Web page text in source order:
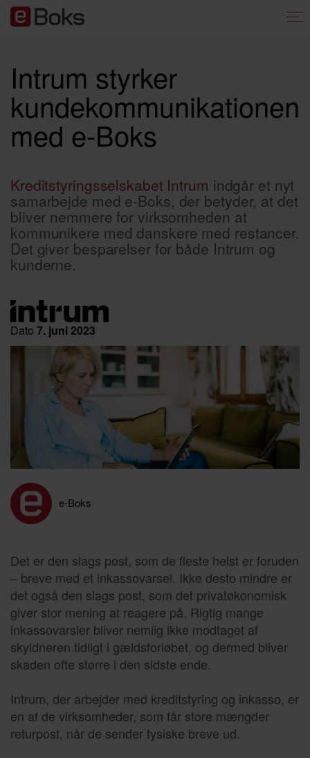
Intrum styrker
kundekommunikationen
med e⁪-Boks
Kreditstyringsselskabet Intrum indgår et nyt
samarbejde med e-Boks, der betyder, at det
bliver nemmere for virksomheden at
kommunikere med danskere med restancer.
Det giver besparelser for både Intrum og
kunderne.
Dato 7. juni 2023
e-Boks
Det er den slags post, som de fleste helst er foruden
– breve med et inkassovarsel. Ikke desto mindre er
det også den slags post, som det privatøkonomisk
giver stor mening at reagere på. Rigtig mange
inkassovarsler bliver nemlig ikke modtaget af
skyldneren tidligt i gældsforløbet, og dermed bliver
skaden ofte større i den sidste ende.
Intrum, der arbejder med kreditstyring og inkasso, er
en af de virksomheder, som får store mængder
returpost, når de sender fysiske breve ud.